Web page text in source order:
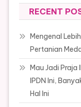
RECENT
Mengenal
Pertanian
Mau Jadi Praja
IPDN Ini,
Hal Ini